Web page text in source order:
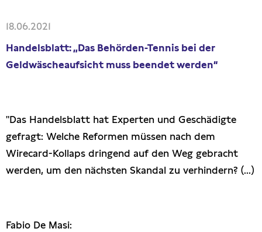
Artikel
Publikationen
Anfragen (Archivseite)
18.06.2021
Handelsblatt: „Das Behörden-Tennis bei der
Geldwäscheaufsicht muss beendet werden“
"Das Handelsblatt hat Experten und Geschädigte
gefragt: Welche Reformen müssen nach dem
Wirecard-Kollaps dringend auf den Weg gebracht
werden, um den nächsten Skandal zu verhindern? (...)
Fabio De Masi: